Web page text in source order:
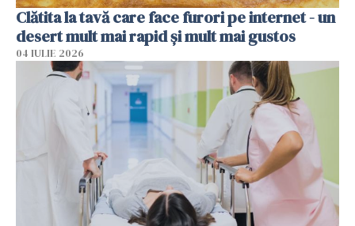
Clătita la tavă care face furori pe internet - un
desert mult mai rapid și mult mai gustos
04 IULIE 2026